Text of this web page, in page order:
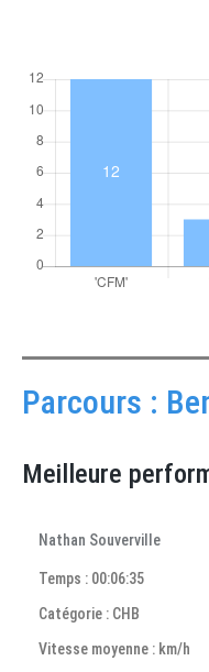
Parcours :
Meilleure
Nathan Souverville
Temps : 00:06:35
Catégorie : CHB
Vitesse moyenne : km/h